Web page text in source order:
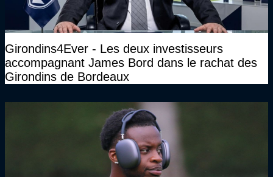
Girondins4Ever - Les deux investisseurs
accompagnant James Bord dans le rachat des
Girondins de Bordeaux